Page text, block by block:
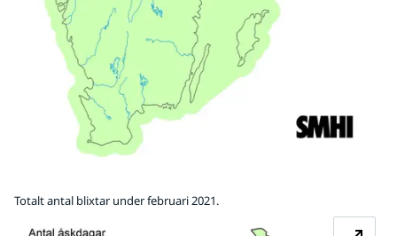
Totalt antal blixtar under februari 2021.